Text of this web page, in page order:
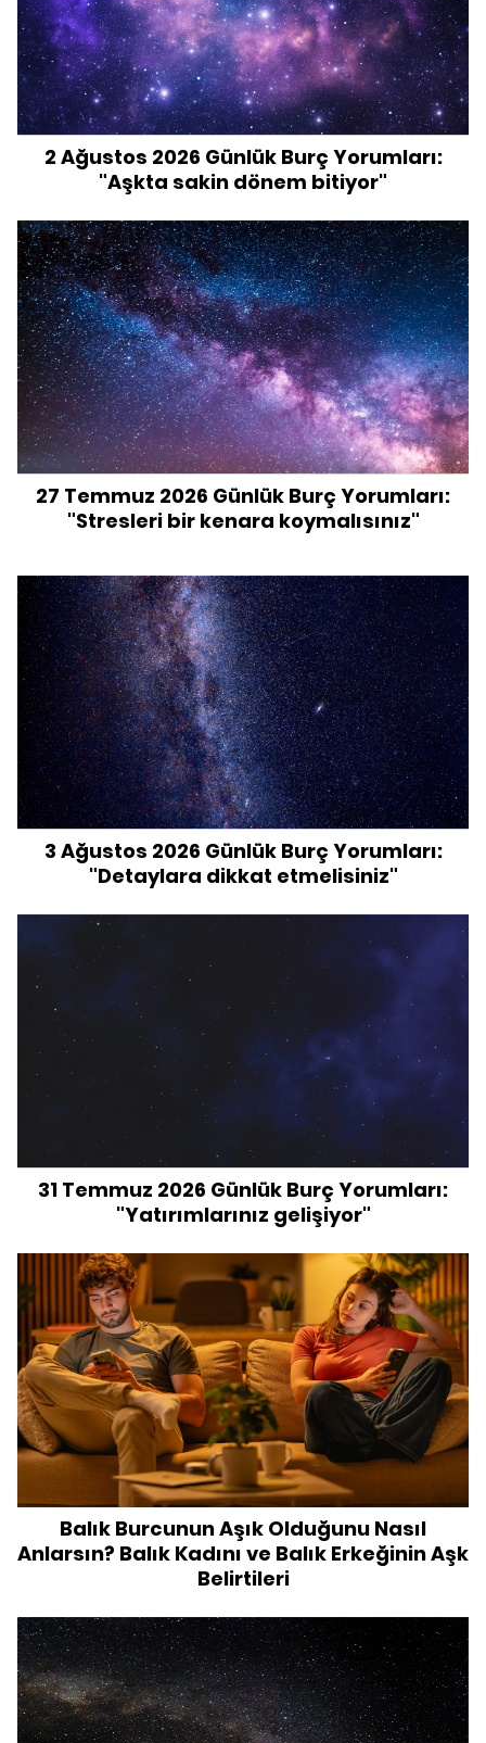
2 Ağustos 2026 Günlük Burç Yorumları:
"Aşkta sakin dönem bitiyor"
27 Temmuz 2026 Günlük Burç Yorumları:
"Stresleri bir kenara koymalısınız"
3 Ağustos 2026 Günlük Burç Yorumları:
"Detaylara dikkat etmelisiniz"
31 Temmuz 2026 Günlük Burç Yorumları:
"Yatırımlarınız gelişiyor"
Balık Burcunun Aşık Olduğunu Nasıl
Anlarsın? Balık Kadını ve Balık Erkeğinin Aşk
Belirtileri